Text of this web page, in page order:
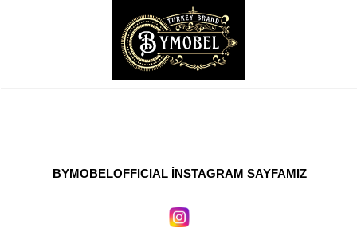
BYMOBELOFFICIAL İNSTAGRAM SAYFAMIZ